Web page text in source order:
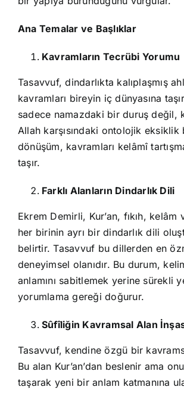
Ana Temalar ve Başlıklar
Kavramların Tecrübi Yorumu
Tasavvuf, dindarlıkta kalıplaşmış
kavramları bireyin iç dünyasına
sadece namazdaki bir duruş değil,
Allah karşısındaki ontolojik eksiklik
dönüşüm, kavramları kelâmî
taşır.
Farklı Alanların Dindarlık Dili
Ekrem Demirli, Kur’an, fıkıh, kelâm
her birinin ayrı bir dindarlık dili
belirtir. Tasavvuf bu dillerden en
deneyimsel olanıdır. Bu durum,
anlamını sabitlemek yerine sürekli
yorumlama gereği doğurur.
Sûfîliğin Kavramsal Alan
Tasavvuf, kendine özgü bir
Bu alan Kur’an’dan beslenir ama
taşarak yeni bir anlam katmanına